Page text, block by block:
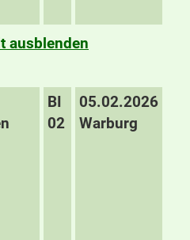
ausblenden
BI
02
05.02.2026
Warburg